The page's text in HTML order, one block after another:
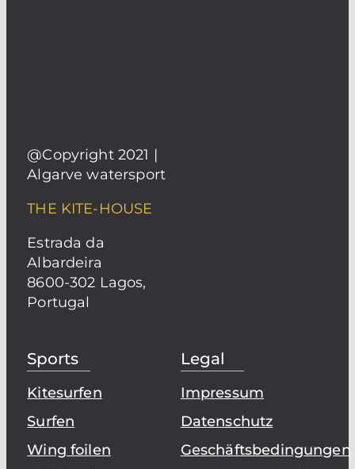
@Copyright 2021 |
Algarve watersport
THE KITE-HOUSE
Estrada da
Albardeira
8600-302 Lagos,
Portugal
Sports
Kitesurfen
Surfen
Wing foilen
Legal
Impressum
Datenschutz
Geschäftsbedingungen